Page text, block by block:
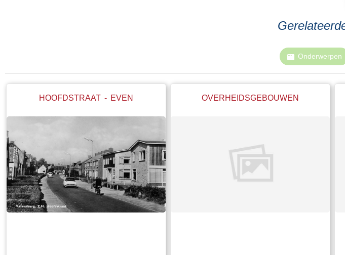
Onderwerpen
HOOFDSTRAAT - EVEN OVERHEIDSGEBOUWEN